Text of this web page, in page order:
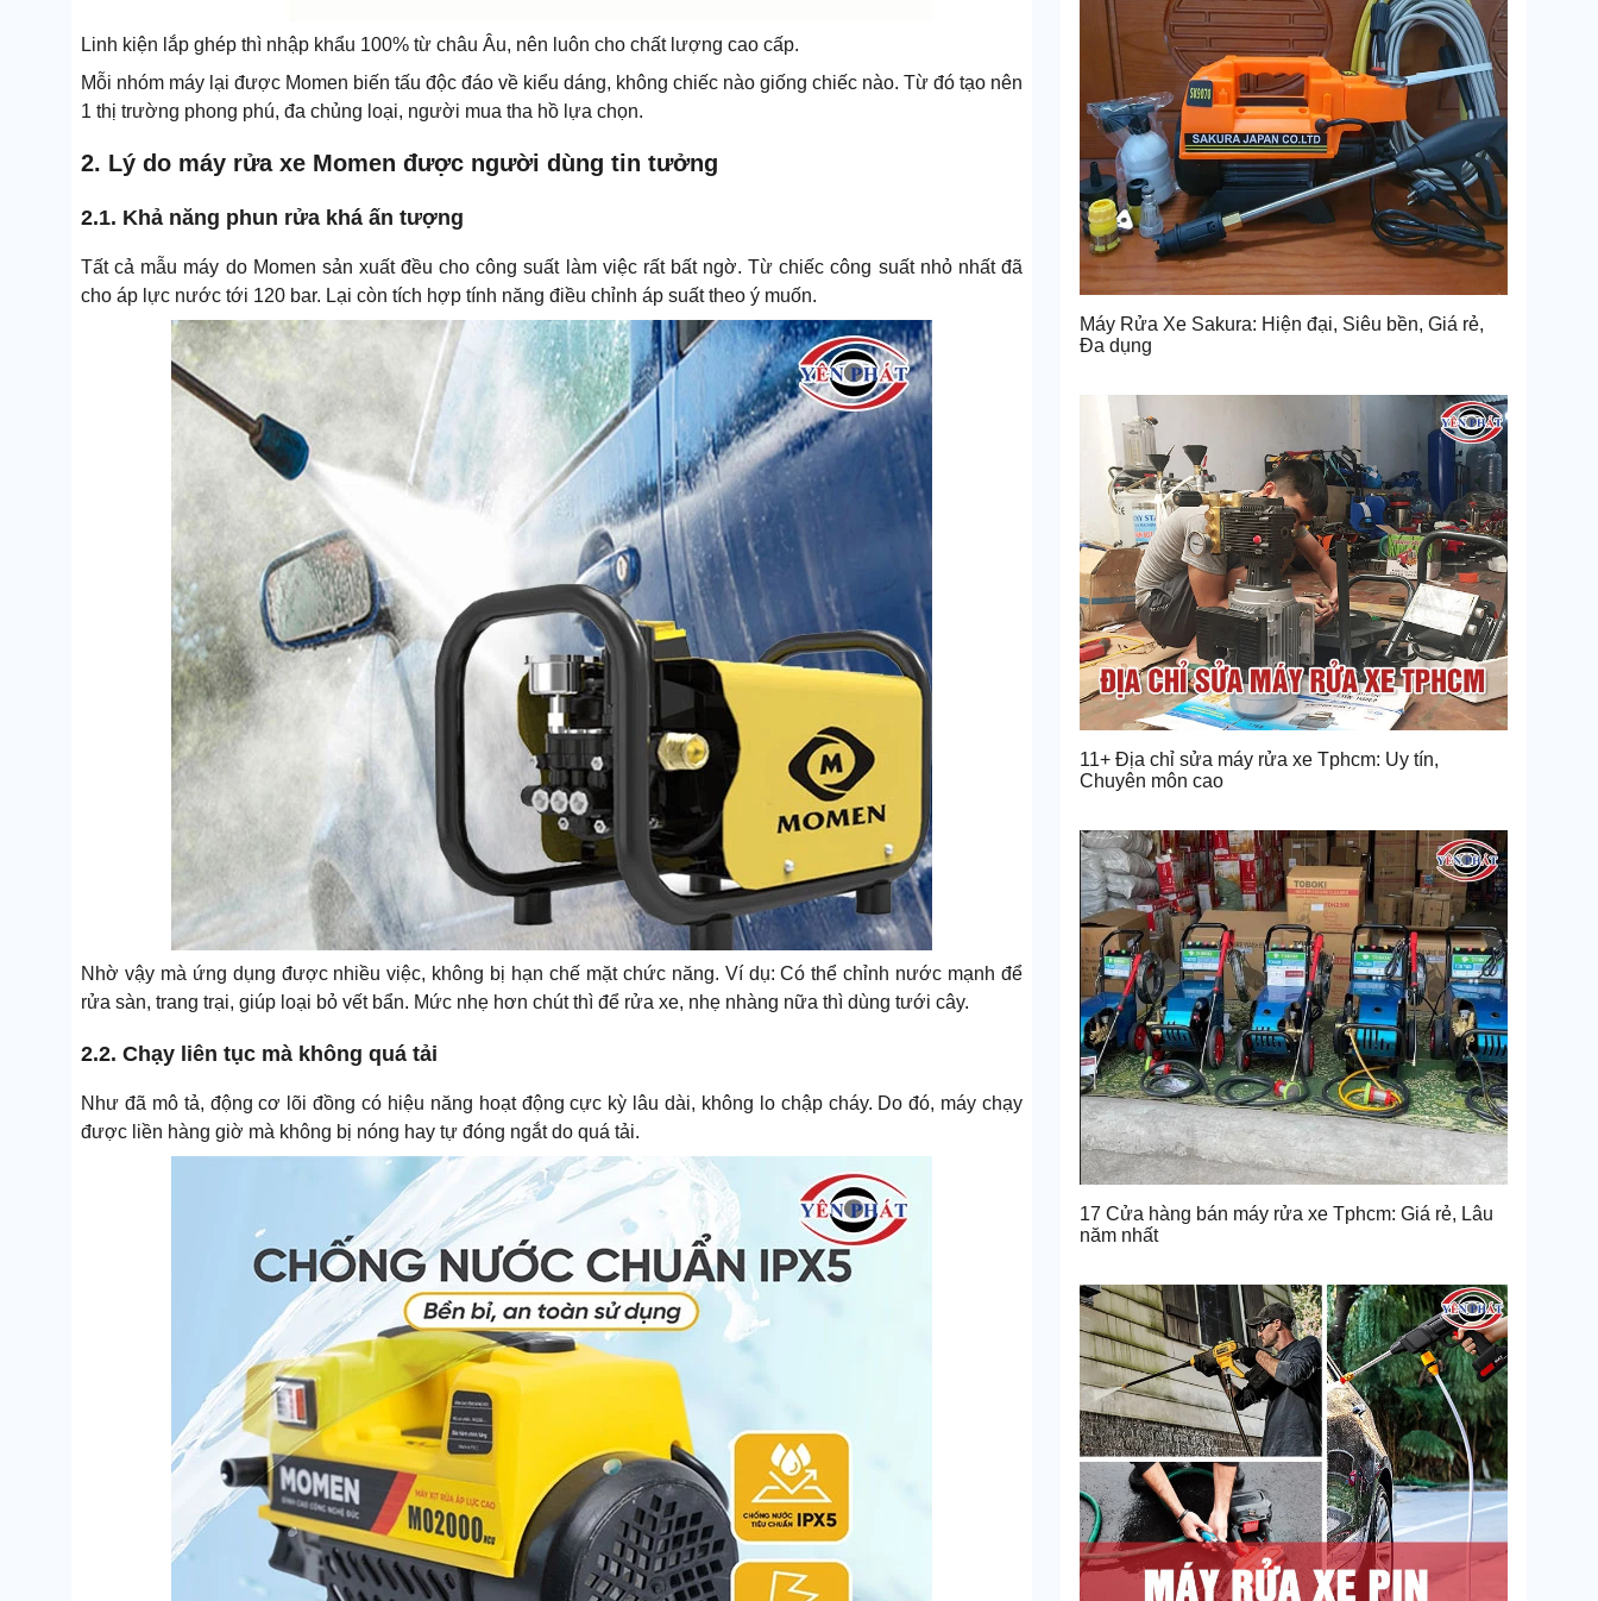
Linh kiện lắp ghép thì nhập khẩu 100% từ châu Âu, nên luôn cho chất lượng cao cấp.
Mỗi nhóm máy lại được Momen biến tấu độc đáo về kiểu dáng, không chiếc nào giống chiếc nào. Từ đó tạo nên
1 thị trường phong phú, đa chủng loại, người mua tha hồ lựa chọn.
2. Lý do máy rửa xe Momen được người dùng tin tưởng
2.1. Khả năng phun rửa khá ấn tượng
Tất cả mẫu máy do Momen sản xuất đều cho công suất làm việc rất bất ngờ. Từ chiếc công suất nhỏ nhất đã
cho áp lực nước tới 120 bar. Lại còn tích hợp tính năng điều chỉnh áp suất theo ý muốn.
Nhờ vậy mà ứng dụng được nhiều việc, không bị hạn chế mặt chức năng. Ví dụ: Có thể chỉnh nước mạnh để
rửa sàn, trang trại, giúp loại bỏ vết bẩn. Mức nhẹ hơn chút thì để rửa xe, nhẹ nhàng nữa thì dùng tưới cây.
2.2. Chạy liên tục mà không quá tải
Như đã mô tả, động cơ lõi đồng có hiệu năng hoạt động cực kỳ lâu dài, không lo chập cháy. Do đó, máy chạy
được liền hàng giờ mà không bị nóng hay tự đóng ngắt do quá tải.
Máy Rửa Xe Sakura: Hiện đại, Siêu bền, Giá rẻ,
Đa dụng
11+ Địa chỉ sửa máy rửa xe Tphcm: Uy tín,
Chuyên môn cao
17 Cửa hàng bán máy rửa xe Tphcm: Giá rẻ, Lâu
năm nhất